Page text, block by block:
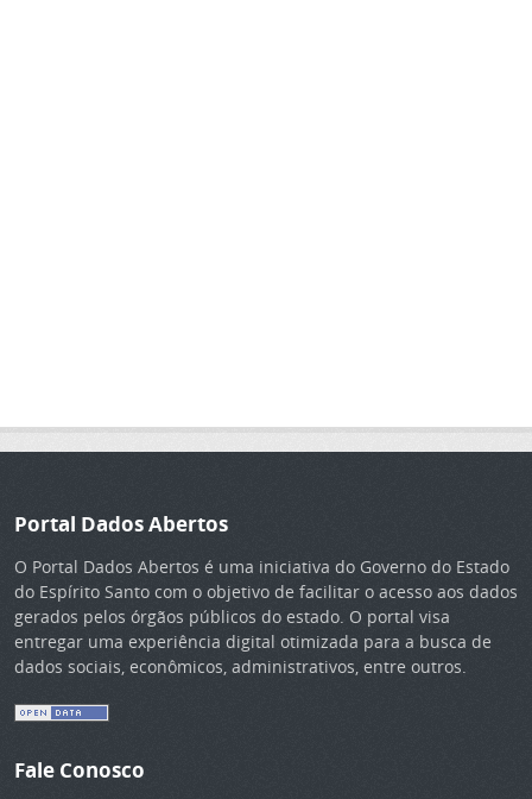
Portal Dados Abertos
O Portal Dados Abertos é uma iniciativa do Governo do Estado
do Espírito Santo com o objetivo de facilitar o acesso aos dados
gerados pelos órgãos públicos do estado. O portal visa
entregar uma experiência digital otimizada para a busca de
dados sociais, econômicos, administrativos, entre outros.
Fale Conosco